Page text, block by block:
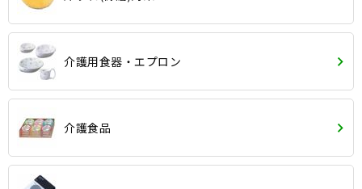
介護用食器・エプロン
介護食品